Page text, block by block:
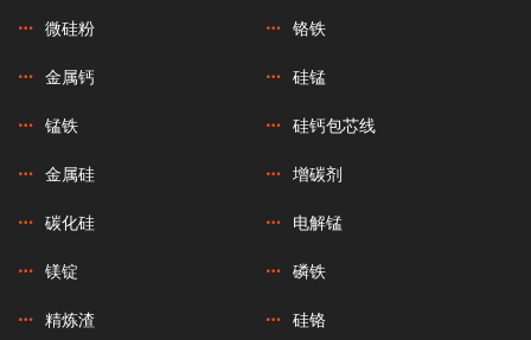
微硅粉 铬铁
金属钙 硅锰
锰铁 硅钙包芯线
金属硅 增碳剂
碳化硅 电解锰
镁锭 磷铁
精炼渣 硅铬